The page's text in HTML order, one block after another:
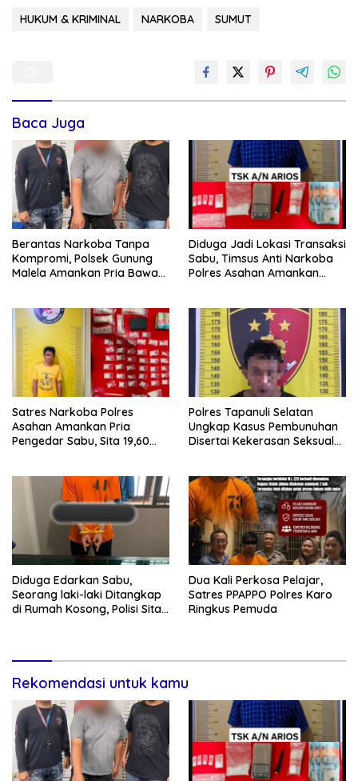
HUKUM & KRIMINAL NARKOBA SUMUT
Baca Juga
Berantas Narkoba Tanpa
Kompromi, Polsek Gunung
Malela Amankan Pria Bawa
Diduga Jadi Lokasi Transaksi
Sabu, Timsus Anti Narkoba
Polres Asahan Amankan
Satres Narkoba Polres
Asahan Amankan Pria
Pengedar Sabu, Sita 19,60
Polres Tapanuli Selatan
Ungkap Kasus Pembunuhan
Disertai Kekerasan Seksual
Diduga Edarkan Sabu,
Seorang laki-laki Ditangkap
di Rumah Kosong, Polisi Sita
Dua Kali Perkosa Pelajar,
Satres PPAPPO Polres Karo
Ringkus Pemuda
Rekomendasi untuk kamu